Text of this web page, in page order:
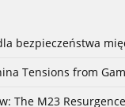
bezpieczeństwa
Tensions from
The M23